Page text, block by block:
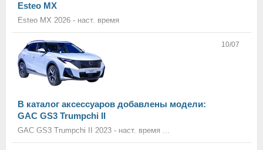
Esteo MX
Esteo MX 2026 - наст. время
10/07
В каталог аксессуаров добавлены модели:
GAC GS3 Trumpchi II
GAC GS3 Trumpchi II 2023 - наст. время ...